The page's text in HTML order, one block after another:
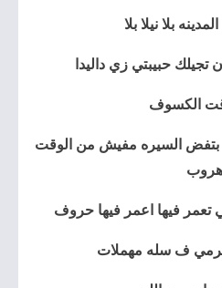
بلا نيلا بلا
تجيلك حبيبتي زي داليدا
الكسوف
بتفض السيره مفيش من الوقت
هروب
تعمر فيها اعمر فيها حروف
ف سله مهملات